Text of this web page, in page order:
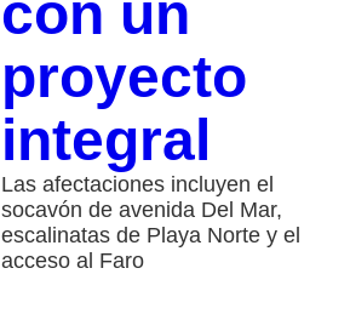
con un
proyecto
integral
Las afectaciones incluyen el
socavón de avenida Del Mar,
escalinatas de Playa Norte y el
acceso al Faro